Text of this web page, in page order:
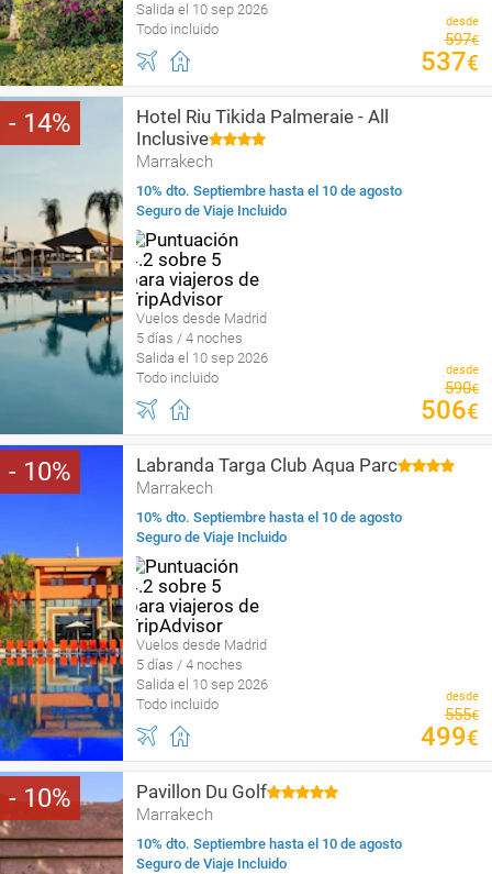
Salida el 10 sep 2026
Todo incluido
desde
597€
537€
14
Hotel Riu Tikida Palmeraie - All
Inclusive
Marrakech
10% dto. Septiembre hasta el 10 de agosto
Seguro de Viaje Incluido
Vuelos desde Madrid
5 días / 4 noches
Salida el 10 sep 2026
Todo incluido
desde
590€
506€
10 Labranda Targa Club Aqua Parc
Marrakech
10% dto. Septiembre hasta el 10 de agosto
Seguro de Viaje Incluido
Vuelos desde Madrid
5 días / 4 noches
Salida el 10 sep 2026
Todo incluido
desde
555€
499€
10 Pavillon Du Golf
Marrakech
10% dto. Septiembre hasta el 10 de agosto
Seguro de Viaje Incluido